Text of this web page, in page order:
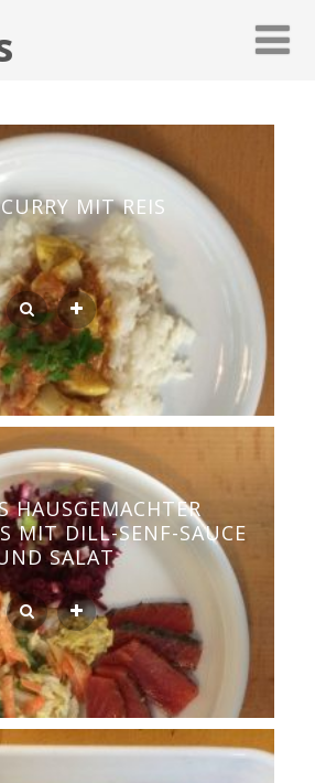
MIT REIS
HAUSGEMACHTER
MIT DILL-SENF-SAUCE
SALAT